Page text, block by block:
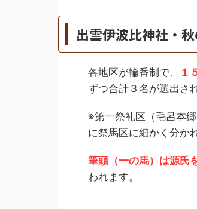
出雲伊波比神社・
各地区が輪番制で、 １
ずつ合計３名が選出さ
※第一祭礼区（毛呂本
に祭馬区に細かく分か
筆頭（一の馬）は源氏
われます。